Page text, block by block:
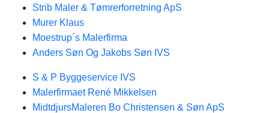
Strib Maler & Tømrerforretning ApS
Murer Klaus
Moestrup´s Malerfirma
Anders Søn Og Jakobs Søn IVS
S & P Byggeservice IVS
Malerfirmaet René Mikkelsen
MidtdjursMaleren Bo Christensen & Søn ApS